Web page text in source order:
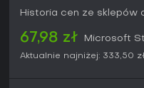
Historia cen ze sklepów
67,98 zł Microsoft
Aktualnie najniżej: 333,50